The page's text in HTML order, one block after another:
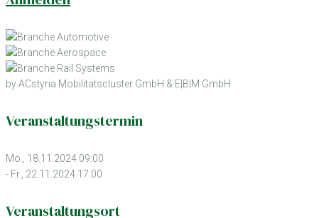
by ACstyria Mobilitätscluster GmbH & E|B|M GmbH
Veranstaltungstermin
Mo., 18.11.2024 09:00
- Fr., 22.11.2024 17:00
Veranstaltungsort